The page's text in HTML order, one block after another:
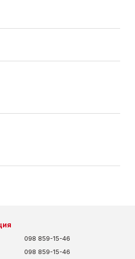
098 859-15-46
098 859-15-46